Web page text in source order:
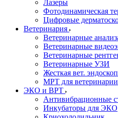
Лазеры
Фотодинамическая
Цифровые
Ветеринария
Ветеринарные
Ветеринарные
Ветеринарные
Ветеринарные УЗИ
Жесткая вет.
МРТ для ветеринарии
ЭКО и ВРТ
Антивибрационные
Инкубаторы для ЭКО